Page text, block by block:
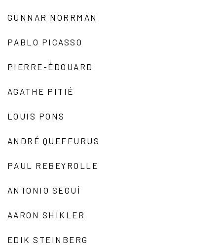
GUNNAR NORRMAN
PABLO PICASSO
PIERRE-ÉDOUARD
AGATHE PITIÉ
LOUIS PONS
ANDRÉ QUEFFURUS
PAUL REBEYROLLE
ANTONIO SEGUÍ
AARON SHIKLER
EDIK STEINBERG